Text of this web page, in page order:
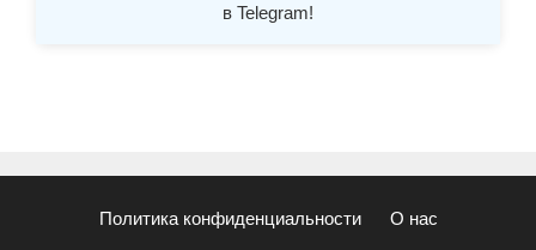
в Telegram!
Политика конфиденциальности О нас